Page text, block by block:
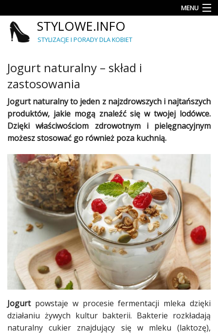
MENU
Moda
Trendy
Fryzury
Najlepsze
Kategorie
Dodaj
STYLOWE.INFO
STYLIZACJE I PORADY DLA KOBIET
Jogurt naturalny – skład i
zastosowania
Jogurt naturalny to jeden z najzdrowszych i najtańszych
produktów, jakie mogą znaleźć się w twojej lodówce.
Dzięki właściwościom zdrowotnym i pielęgnacyjnym
możesz stosować go również poza kuchnią.
Jogurtpowstaje w procesie fermentacji mleka dzięki
działaniu żywych kultur bakterii. Bakterie rozkładają
naturalny cukier znajdujący się w mleku (laktozę),